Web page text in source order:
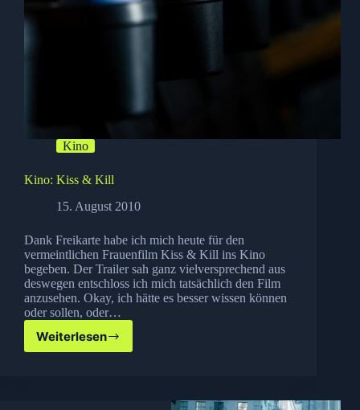
Kino
Kino: Kiss & Kill
15. August 2010
Dank Freikarte habe ich mich heute für den
vermeintlichen Frauenfilm Kiss & Kill ins Kino
begeben. Der Trailer sah ganz vielversprechend aus
deswegen entschloss ich mich tatsächlich den Film
anzusehen. Okay, ich hätte es besser wissen können
oder sollen, oder…
Weiterlesen
Kino: